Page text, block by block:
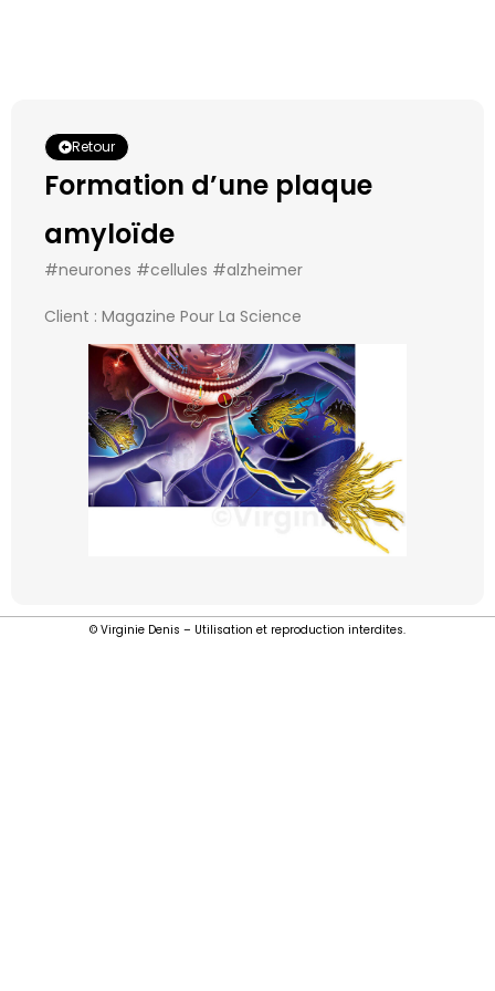
Retour
Formation d’une plaque
amyloïde
#neurones #cellules #alzheimer
Client : Magazine Pour La Science
© Virginie Denis – Utilisation et reproduction interdites.